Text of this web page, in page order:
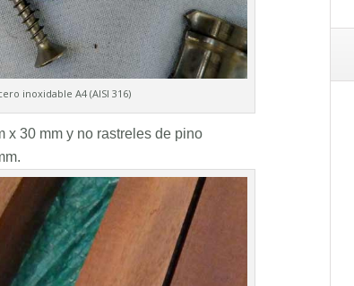
inoxidable A4 (AISI 316)
x 30 mm y no rastreles de pino